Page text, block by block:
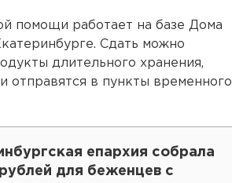
помощи работает на базе Дома
Сдать можно
длительного хранения,
отправятся в пункты временного
епархия собрала
для беженцев с